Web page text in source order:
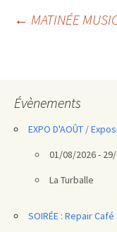
← MATINÉE
Évènements
EXPO D'AOÛT /
01/08/2026 -
La Turballe
SOIRÉE : Repair Café